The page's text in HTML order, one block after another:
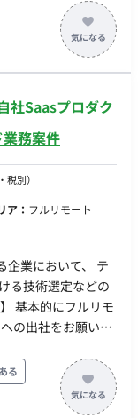
グ・パフォーマン
発環境
Ruby, HTML ・
React Native,
Cloud
社Saasプロダク
務案件
別）
ア： フルリモート
企業において、 テ
る技術選定などの
の出社をお願いす
の出社可能性あり
レックス相談可
る